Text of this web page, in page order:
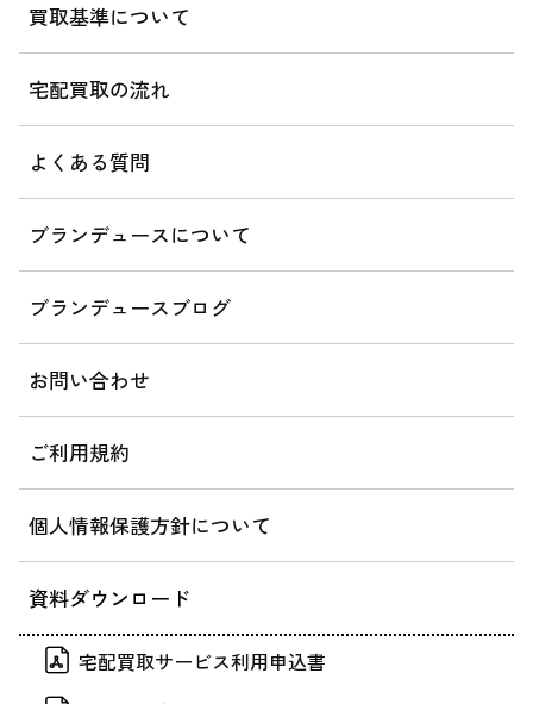
買取基準について
宅配買取の流れ
よくある質問
ブランデュースについて
ブランデュースブログ
お問い合わせ
ご利用規約
個人情報保護方針について
資料ダウンロード
宅配買取サービス利用申込書